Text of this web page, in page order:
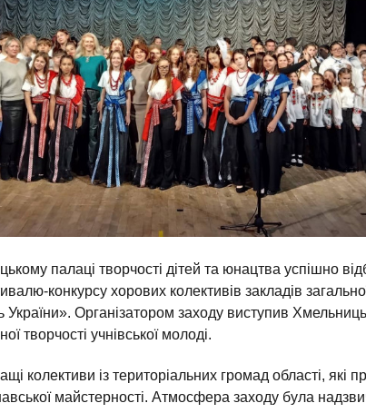
палаці творчості дітей та юнацтва успішно
конкурсу хорових колективів закладів
України». Організатором заходу виступив
творчості учнівської молоді.
колективи із територіальних громад області, які
майстерності. Атмосфера заходу була